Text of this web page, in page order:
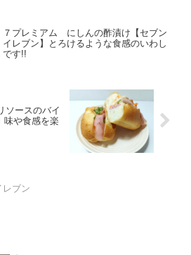
７プレミアム にしんの酢漬け【セブン
イレブン】とろけるような食感のいわし
です!!
ソースのバイ
味や食感を楽
レブン